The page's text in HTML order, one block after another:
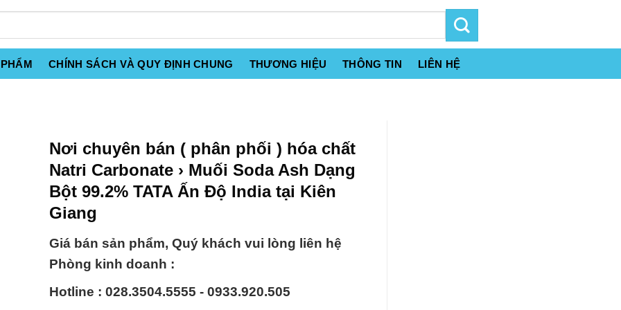
CHÍNH SÁCH VÀ QUY ĐỊNH CHUNG THƯƠNG HIỆU THÔNG TIN LIÊN HỆ
Nơi chuyên bán ( phân phối ) hóa chất
Natri Carbonate › Muối Soda Ash Dạng
Bột 99.2% TATA Ấn Độ India tại Kiên
Giang
Giá bán sản phẩm, Quý khách vui lòng liên hệ
Phòng kinh doanh :
Hotline : 028.3504.5555 - 0933.920.505